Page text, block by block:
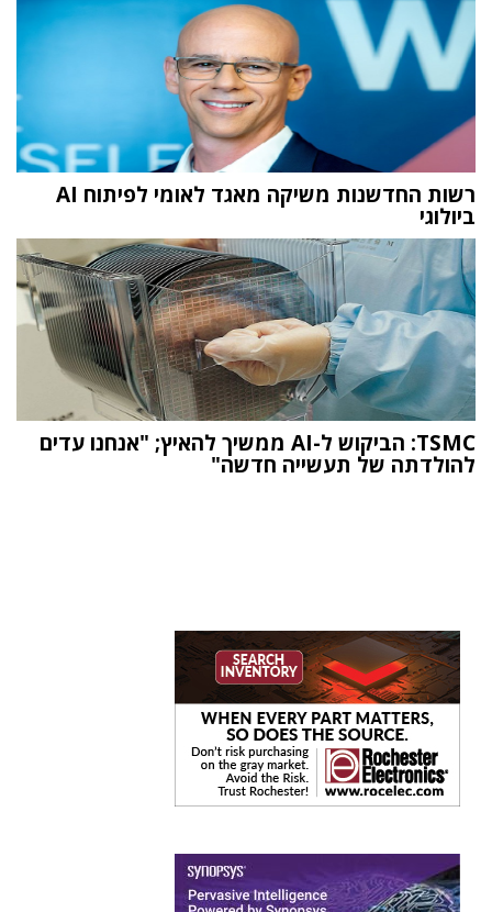
רשות החדשנות משיקה מאגד לאומי לפיתוח AI
ביולוגי
TSMC: הביקוש ל-AI ממשיך להאיץ; "אנחנו עדים
להולדתה של תעשייה חדשה"